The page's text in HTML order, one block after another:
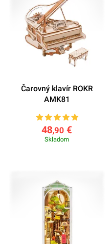
Čarovný klavír ROKR
AMK81
48,90 €
Skladom